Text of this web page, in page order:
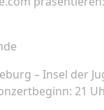
– Insel der
21